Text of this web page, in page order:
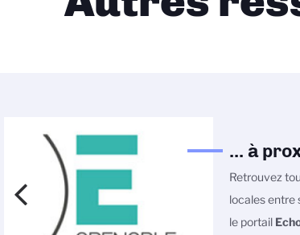
... à
Retrouvez
locales entre
le portail